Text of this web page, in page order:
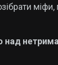
міфи,
над